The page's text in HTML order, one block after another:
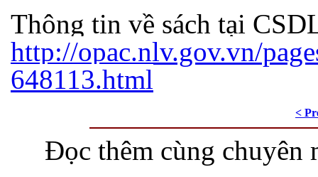
Thông tin về sách tại
http://opac.nlv.gov.vn/
648113.html
<
Đọc thêm cùng chuyên